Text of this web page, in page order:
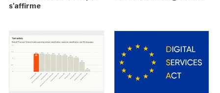
s'affirme